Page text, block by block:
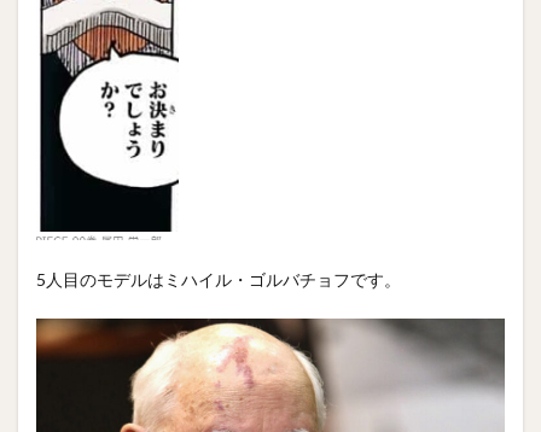
5人目のモデルはミハイル・ゴルバチョフです。